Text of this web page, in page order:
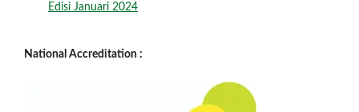
Edisi Januari 2024
National Accreditation :